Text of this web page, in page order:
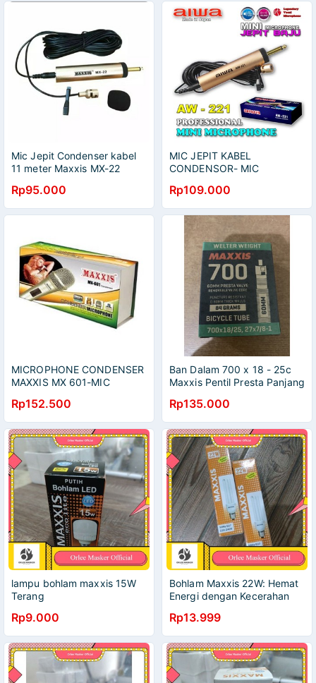
Mic Jepit Condenser kabel
11 meter Maxxis MX-22
Rp95.000
MIC JEPIT KABEL
CONDENSOR- MIC
Rp109.000
MICROPHONE CONDENSER
MAXXIS MX 601-MIC
Rp152.500
Ban Dalam 700 x 18 - 25c
Maxxis Pentil Presta Panjang
Rp135.000
lampu bohlam maxxis 15W
Terang
Rp9.000
Bohlam Maxxis 22W: Hemat
Energi dengan Kecerahan
Rp13.999